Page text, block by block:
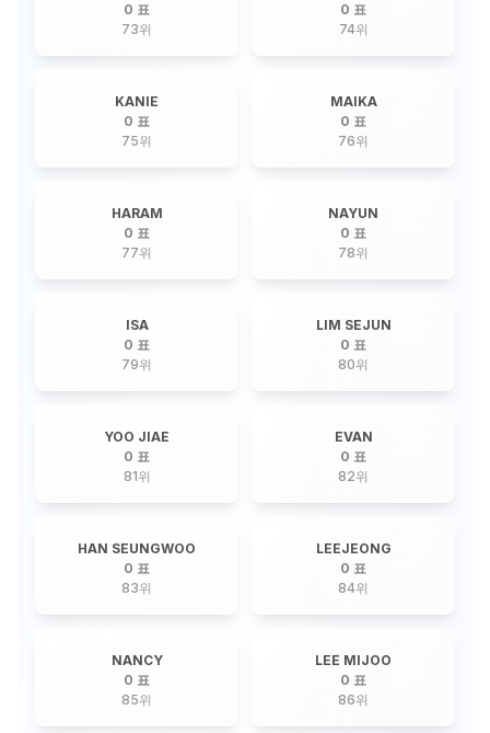
0 표
73위
0 표
74위
KANIE
0 표
75위
MAIKA
0 표
76위
HARAM
0 표
77위
NAYUN
0 표
78위
ISA
0 표
79위
LIM SEJUN
0 표
80위
YOO JIAE
0 표
81위
EVAN
0 표
82위
HAN SEUNGWOO
0 표
83위
LEEJEONG
0 표
84위
NANCY
0 표
85위
LEE MIJOO
0 표
86위